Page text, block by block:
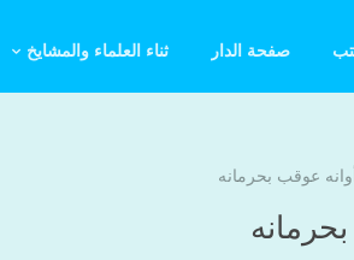
صفحة الدار ثناء العلماء والمشايخ
عوقب بحرمانه